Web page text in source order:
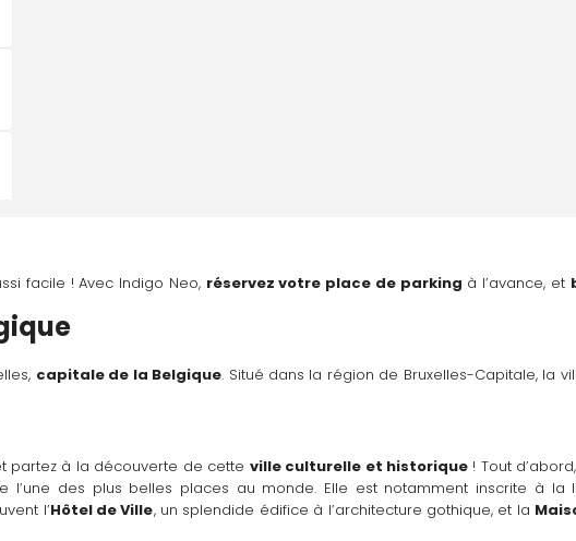
facile ! Avec Indigo Neo, réservez votre place de parking à l’avance, et
capitale de la Belgique. Situé dans la région de Bruxelles-Capitale, la
partez à la découverte de cette ville culturelle et historique ! Tout
l’une des plus belles places au monde. Elle est notamment inscrite à la
l’Hôtel de Ville, un splendide édifice à l’architecture gothique, et la